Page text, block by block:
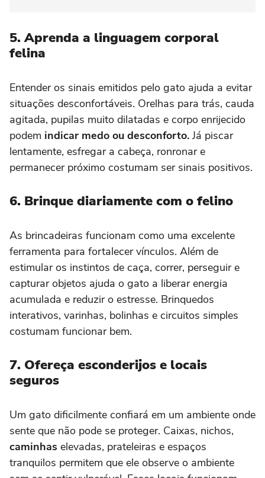
5. Aprenda a linguagem corporal
felina
Entender os sinais emitidos pelo gato ajuda a evitar
situações desconfortáveis. Orelhas para trás, cauda
agitada, pupilas muito dilatadas e corpo enrijecido
podem indicar medo ou desconforto. Já piscar
lentamente, esfregar a cabeça, ronronar e
permanecer próximo costumam ser sinais positivos.
6. Brinque diariamente com o felino
As brincadeiras funcionam como uma excelente
ferramenta para fortalecer vínculos. Além de
estimular os instintos de caça, correr, perseguir e
capturar objetos ajuda o gato a liberar energia
acumulada e reduzir o estresse. Brinquedos
interativos, varinhas, bolinhas e circuitos simples
costumam funcionar bem.
7. Ofereça esconderijos e locais
seguros
Um gato dificilmente confiará em um ambiente onde
sente que não pode se proteger. Caixas, nichos,
caminhas elevadas, prateleiras e espaços
tranquilos permitem que ele observe o ambiente